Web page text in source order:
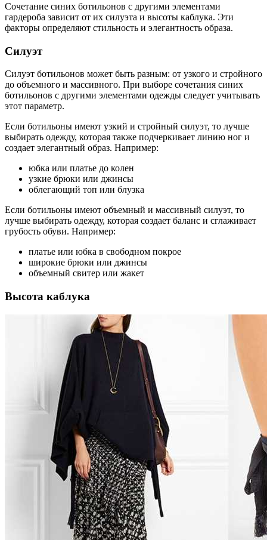
Сочетание синих ботильонов с другими элементами
гардероба зависит от их силуэта и высоты каблука. Эти
факторы определяют стильность и элегантность образа.
Силуэт
Силуэт ботильонов может быть разным: от узкого и стройного
до объемного и массивного. При выборе сочетания синих
ботильонов с другими элементами одежды следует учитывать
этот параметр.
Если ботильоны имеют узкий и стройный силуэт, то лучше
выбирать одежду, которая также подчеркивает линию ног и
создает элегантный образ. Например:
юбка или платье до колен
узкие брюки или джинсы
облегающий топ или блузка
Если ботильоны имеют объемный и массивный силуэт, то
лучше выбирать одежду, которая создает баланс и сглаживает
грубость обуви. Например:
платье или юбка в свободном покрое
широкие брюки или джинсы
объемный свитер или жакет
Высота каблука